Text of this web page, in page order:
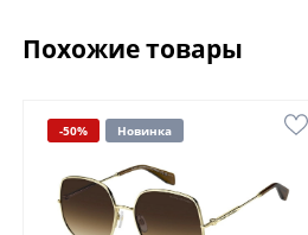
Похожие товары
-50% Новинка